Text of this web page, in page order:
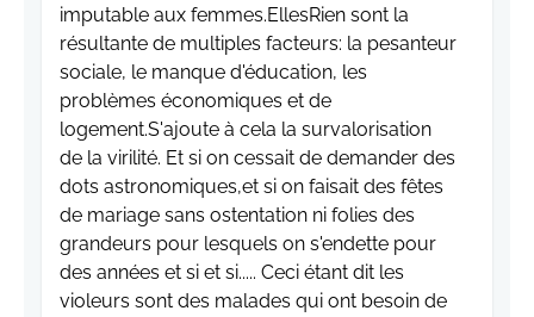
imputable aux femmes.EllesRien sont la
résultante de multiples facteurs: la pesanteur
sociale, le manque d'éducation, les
problèmes économiques et de
logement.S'ajoute à cela la survalorisation
de la virilité. Et si on cessait de demander des
dots astronomiques,et si on faisait des fêtes
de mariage sans ostentation ni folies des
grandeurs pour lesquels on s'endette pour
des années et si et si..... Ceci étant dit les
violeurs sont des malades qui ont besoin de